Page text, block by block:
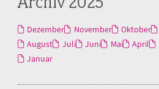
Dezember November Oktober
August
Juli Juni Mai April
Januar